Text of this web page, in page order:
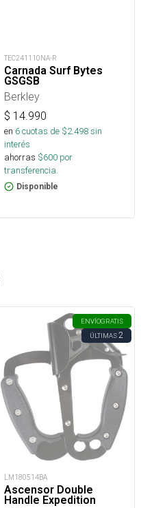
TEC241110NA-R
Carnada Surf Bytes
GSGSB
Berkley
$ 14.990
en 6cuotas de $2.498sin
interés
ahorras $600 por
transferencia.
Disponible
ENVÍOGRATIS
ÚLTIMAS2
LM180514BA
Ascensor Double
Handle Expedition